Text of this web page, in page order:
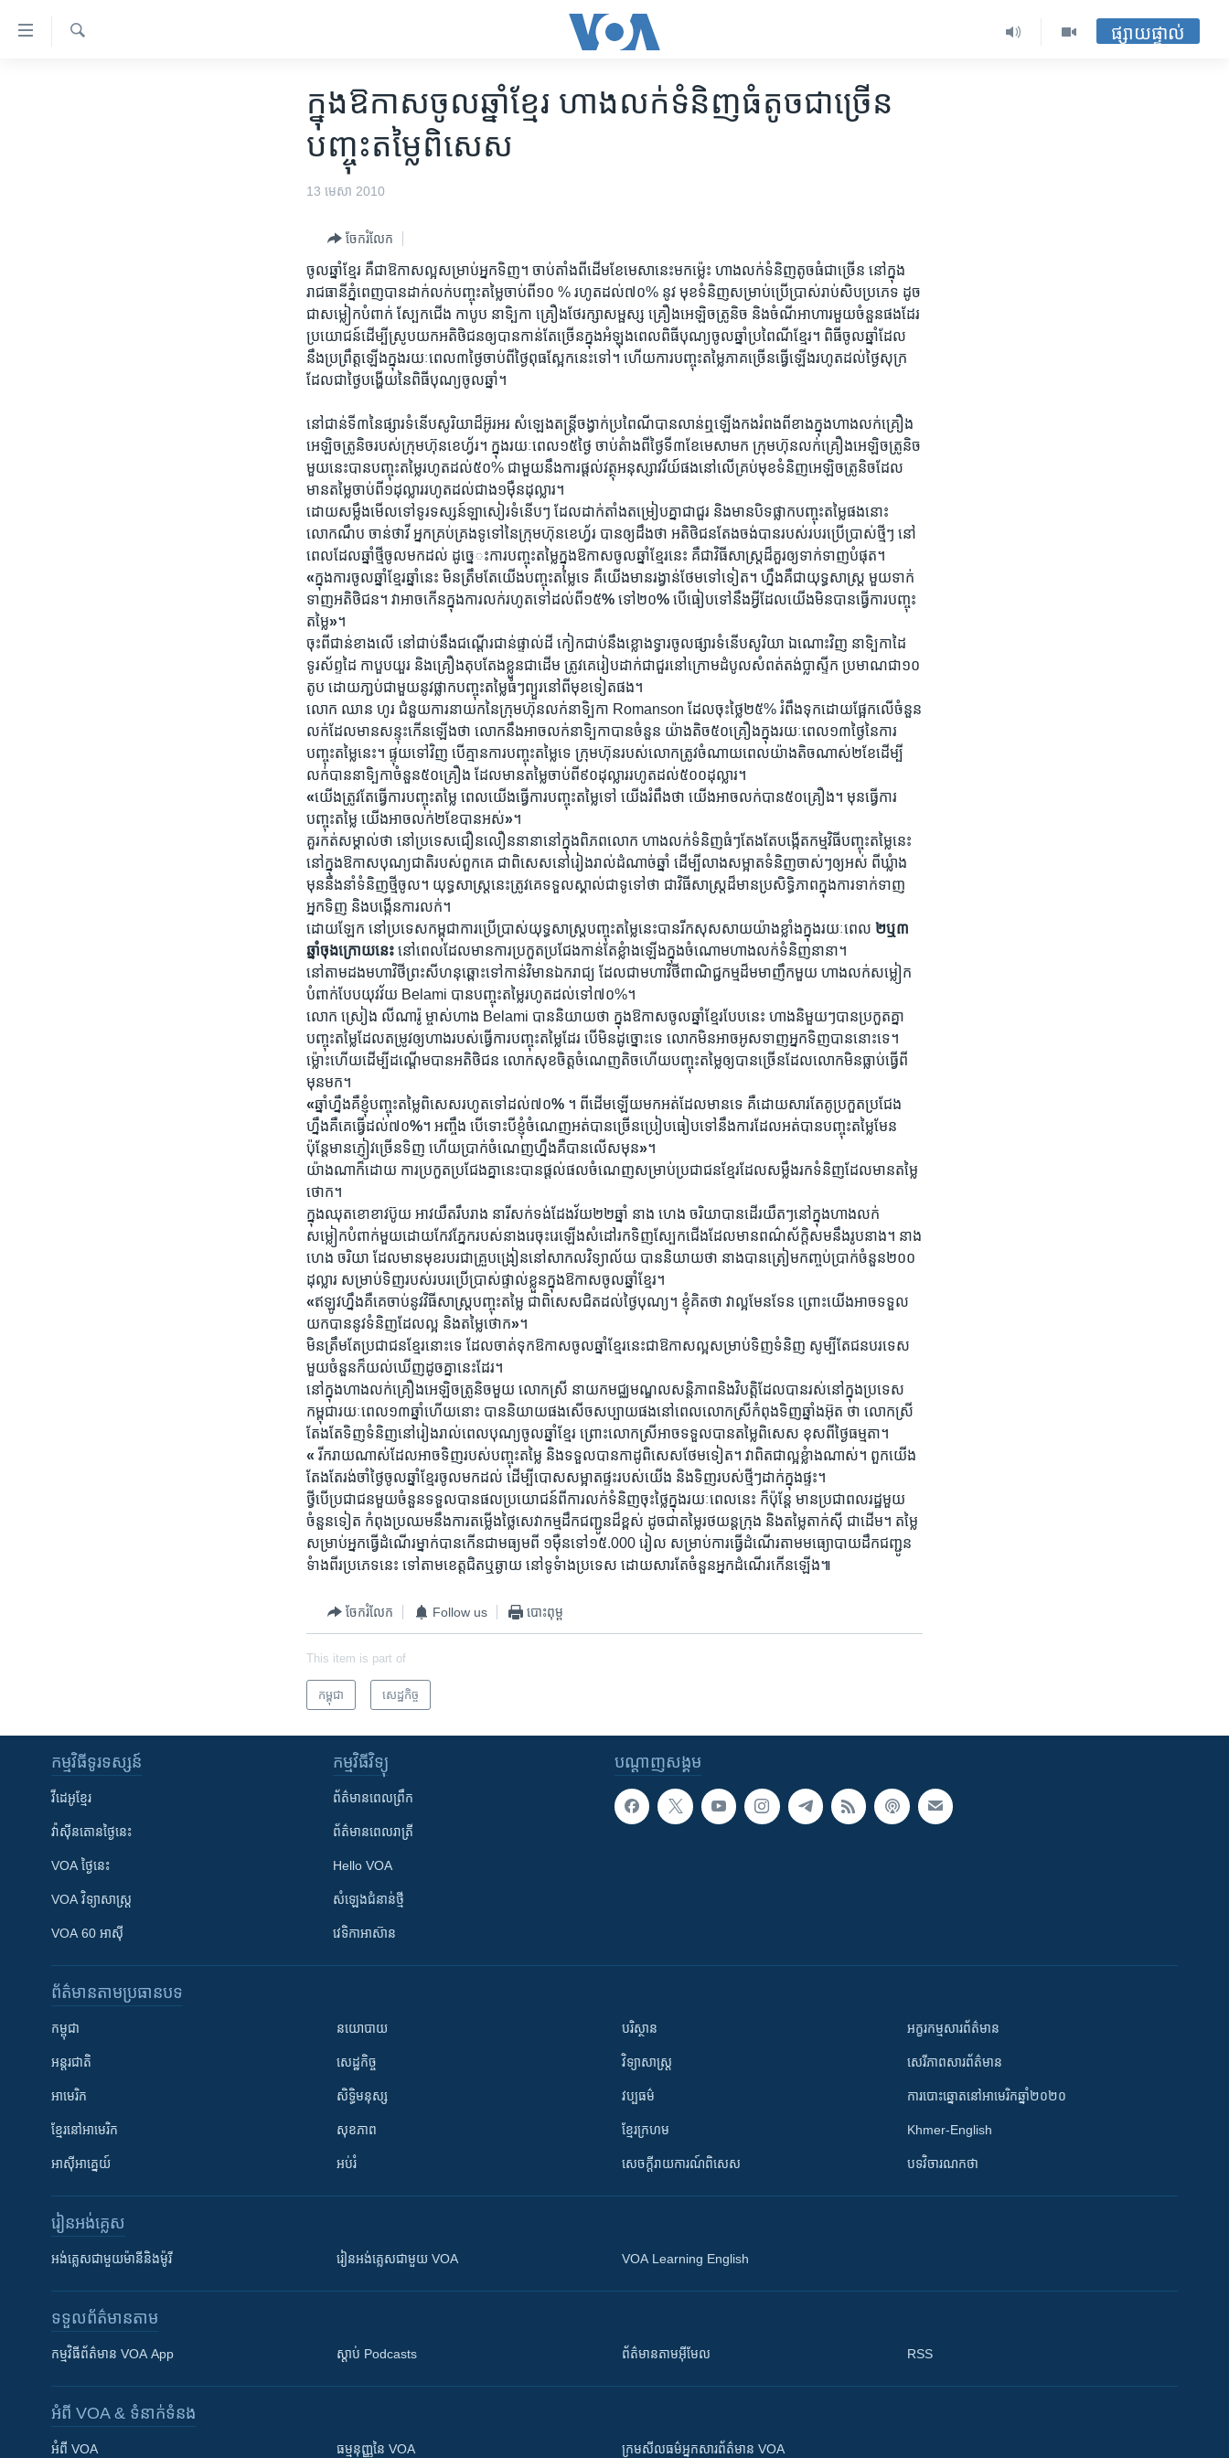
ទៅ​
ផ្សាយផ្ទាល់
ក្នុង​ឱកាស​ចូល​ឆ្នាំ​ខ្មែរ ​ហាង​លក់​ទំនិញ​ធំ​តូច​ជា​ច្រើន​
បញ្ចុះ​តម្លៃ​ពិសេស
13 មេសា 2010
ចែករំលែក
ចូល​ឆ្នាំ​ខ្មែរ ​គឺ​ជា​ឱកាស​ល្អ​សម្រាប់​អ្នក​ទិញ។ ​ចាប់​តាំង​ពី​ដើម​ខែ​មេសា​នេះ​មក​ម្ល៉េះ​ ហាង​លក់​ទំនិញ​តូច​ធំ​ជា​ច្រើន​ នៅ​ក្នុង​
រាជ​ធានី​ភ្នំពេញ​បាន​ដាក់​លក់​បញ្ចុះ​តម្លៃ​ចាប់​ពី​១០ % រហូត​ដល់​៧០% នូវ​ មុខ​ទំនិញ​សម្រាប់​ប្រើ​ប្រាស់​រាប់​សិប​ប្រភេទ​ ដូច​
ជា​សម្លៀក​បំពាក់​ ស្បែក​ជើង​ កាបូប​ នាទិ្បកា​ គ្រឿង​ថែ​រក្សា​សម្ផស្ស​ គ្រឿង​អេឡិច​ត្រូនិច​ និង​ចំណី​អាហារ​មួយ​ចំនួន​ផង​ដែរ​
ប្រយោជន៍​ដើម្បី​ស្រូប​យក​អតិថិជន​ឲ្យ​បាន​កាន់​តែ​ច្រើន​ក្នុង​អំឡុង​ពេល​ពិធី​បុណ្យ​ចូល​ឆ្នាំ​ប្រពៃណី​ខ្មែរ។​ ពិធី​ចូល​ឆ្នាំ​ដែល​
នឹង​ប្រព្រឹត្ត​ឡើង​ក្នុង​រយៈ​ពេល​៣​ថ្ងៃ​ចាប់​ពី​ថ្ងៃ​ពុធ​ស្អែក​នេះ​ទៅ។​ ហើយ​ការ​បញ្ចុះ​តម្លៃ​ភាគ​ច្រើន​ធ្វើ​ឡើង​រហូត​ដល់​ថ្ងៃ​សុក្រ​
ដែល​ជា​ថ្ងៃ​បង្ហើយ​នៃ​ពិធី​បុណ្យ​ចូល​ឆ្នាំ។
នៅ​ជាន់​ទី​៣​នៃ​ផ្សារ​ទំនើប​សូរិយា​ដ៏​អ៊ូរអរ​ សំឡេង​តន្ត្រី​ចង្វាក់​ប្រពៃណី​បាន​លាន់​ឮ​ឡើង​កង​រំពង​ពី​ខាង​ក្នុង​ហាង​លក់​គ្រឿង​
អេឡិច​ត្រូនិច​របស់​ក្រុម​ហ៊ុន​ខេហ្វ័រ។​ ក្នុង​រយៈ​ពេល​១៥​ថ្ងៃ ចាប់​តំាង​ពី​ថ្ងៃ​ទី៣​ខែ​មេសា​មក ​ក្រុម​ហ៊ុន​លក់​គ្រឿង​អេឡិច​ត្រូនិច​
មួយ​នេះ​បាន​បញ្ចុះ​តម្លៃ​រហូត​ដល់​៥០% ជា​មួយ​នឹង​ការ​ផ្តល់​វត្ថុ​អនុស្សាវរីយ៍​ផង​នៅ​លើ​គ្រប់​មុខ​ទំនិញ​អេឡិច​ត្រូនិច​ដែល​
មាន​តម្លៃ​ចាប់​ពី​១​ដុល្លារ​រហូត​ដល់​ជាង​១ម៉ឺន​ដុល្លារ។
ដោយ​សម្លឹង​មើល​ទៅ​ទូរទស្សន៍​ឡាសៀរ​ទំនើបៗ​ ដែល​ដាក់​តាំង​តម្រៀប​គ្នា​ជា​ជួរ​ និង​មាន​បិទ​ផ្លាក​បញ្ចុះ​តម្លៃ​ផង​នោះ​
លោក​ណឹប​ ចាន់​ថាវី ​អ្នក​គ្រប់​គ្រង​ទូទៅ​នៃ​ក្រុម​ហ៊ុន​ខេហ្វ័រ​ បាន​ឲ្យ​ដឹង​ថា អតិថិ​ជន​តែង​ចង់​បាន​របស់​របរ​ប្រើ​ប្រាស់​ថ្មីៗ​ នៅ​
ពេល​ដែល​ឆ្នាំ​ថ្មី​ចូល​មក​ដល់​ ដូច្នេ​ះការ​បញ្ចុះ​តម្លៃ​ក្នុង​ឱកាស​ចូល​ឆ្នាំ​ខ្មែរ​នេះ​ គឺ​ជា​វិធី​សាស្ត្រ​ដ៏​គួរ​ឲ្យ​ទាក់​ទាញ​បំផុត។
«ក្នុង​ការ​ចូល​ឆ្នាំ​ខ្មែរ​ឆ្នាំ​នេះ​ មិន​ត្រឹម​តែ​យើង​បញ្ចុះ​តម្លៃ​ទេ ​គឺ​យើង​មាន​រង្វាន់​ថែម​ទៅ​ទៀត។​ ហ្នឹង​គឺ​ជា​យុទ្ធ​សាស្ត្រ​ មួយ​ទាក់​
ទាញ​អតិថិជន។​ វា​អាច​កើន​ក្នុង​ការ​លក់​រហូត​ទៅ​ដល់​ពី​១៥%ទៅ​២០%បើ​ធៀប​ទៅ​នឹង​អ្វី​ដែល​យើង​មិន​បាន​ធ្វើ​ការ​បញ្ចុះ​
តម្លៃ»។
ចុះ​ពី​ជាន់​ខាង​លើ ​នៅ​ជាប់​នឹង​ជណ្តើរ​ជាន់​ផ្ទាល់​ដី ​កៀក​ជាប់​នឹង​ខ្លោង​ទ្វារ​ចូល​ផ្សារ​ទំនើប​សូរិយា​ ឯ​ណោះ​វិញ​ នាទិ្បកា​ដៃ​
ទូរ​ស័ព្ទដៃ​ កាបួប​យួរ​ និង​គ្រឿង​តុប​តែង​ខ្លួន​ជាដើម​ ត្រូវ​គេ​រៀប​ដាក់​ជា​ជួរ​នៅ​ក្រោម​ដំបូល​សំពត់​តង់​ប្លាស្ទីក​ ប្រមាណ​ជា​១០​
តូប​ ដោយ​ភា្ជប់​ជា​មួយ​នូវ​ផ្លាក​បញ្ចុះ​តម្លៃ​ធំៗ​ព្យួរ​នៅ​ពី​មុខ​ទៀត​ផង។
លោក​ ឈាន​ ហូរ​ ជំនួយ​ការ​នាយក​នៃ​ក្រុម​ហ៊ុន​លក់​នាទិ្បកា Romanson ដែល​ចុះ​ថ្លៃ​២៥% រំពឹង​ទុក​ដោយ​ផ្អែក​លើ​ចំនួន​
លក់​ដែល​មាន​សន្ទុះ​កើន​ឡើង​ថា ​លោក​នឹង​អាច​លក់​នាទិ្បកា​បាន​ចំនួន​ យ៉ាង​តិច​៥០​គ្រឿង​ក្នុង​រយៈ​ពេល​១៣​ថ្ងៃ​នៃ​ការ​
បញ្ចុះ​តម្លៃ​នេះ។​ ផ្ទុយ​ទៅ​វិញ ​បើ​គ្មាន​ការ​បញ្ចុះ​តម្លៃ​ទេ​ ក្រុម​ហ៊ុន​របស់​លោក​ត្រូវ​ចំណាយ​ពេល​យ៉ាង​តិចណាស់​២​ខែ​ដើម្បី​
លក់​បាន​នាទិ្បកា​ចំនួន​៥០​គ្រឿង​ ដែល​មាន​តម្លៃ​ចាប់​ពី​៩០​ដុល្លារ​រហូត​ដល់​៥០០ដុល្លារ។
«យើង​ត្រូវ​តែ​ធ្វើ​ការ​បញ្ចុះ​តម្លៃ​ ពេល​យើង​ធ្វើ​ការ​បញ្ចុះ​តម្លៃ​ទៅ​ យើង​រំពឹង​ថា ​យើង​អាច​លក់​បាន​៥០​គ្រឿង។​ មុន​ធ្វើ​ការ​
បញ្ចុះ​តម្លៃ​ យើង​អាច​លក់​២​ខែ​បាន​អស់»។
គួរ​កត់​សម្គាល់​ថា ​នៅ​ប្រទេស​ជឿន​លឿន​នានា​នៅ​ក្នុង​ពិភព​លោក​ ហាង​លក់​ទំនិញ​ធំៗ​តែង​តែ​បង្កើត​កម្ម​វិធី​បញ្ចុះ​តម្លៃ​នេះ​
នៅ​ក្នុង​ឱកាស​បុណ្យ​ជាតិ​របស់​ពួក​គេ​ ជា​ពិសេស​នៅ​រៀង​រាល់​ដំណាច់​ឆ្នាំ​ ដើម្បី​លាង​សម្អាត​ទំនិញ​ចាស់ៗ​ឲ្យ​អស់ ​ពី​ឃ្លំាង​
មុន​នឹង​នាំ​ទំនិញ​ថ្មី​ចូល។​ យុទ្ធ​សាស្ត្រ​នេះ​ត្រូវ​គេ​ទទួល​ស្គាល់​ជា​ទូទៅ​ថា ​ជា​វិធី​សាស្ត្រ​ដ៏​មាន​ប្រសិទ្ធិ​ភាព​ក្នុង​ការ​ទាក់​ទាញ​
អ្នក​ទិញ​ និង​បង្កើន​ការ​លក់។
ដោយ​ឡែក​ នៅ​ប្រទេស​កម្ពុជា​ការ​ប្រើ​ប្រាស់​យុទ្ធ​សាស្ត្រ​បញ្ចុះ​តម្លៃ​នេះ​បាន​រីក​សុស​សាយ​យ៉ាង​ខ្លាំង​ក្នុង​រយៈ​ពេល​២​ឬ​៣​
ឆ្នាំ​ចុង​ក្រោយ​នេះនៅ​ពេល​ដែល​មាន​ការ​ប្រកួត​ប្រជែង​កាន់​តែ​ខ្លំាង​ឡើង​ក្នុង​ចំណោម​ហាង​លក់​ទំនិញ​នានា។
នៅ​តាម​ដង​មហា​វិថី​ព្រះ​សីហនុ​ឆ្ពោះ​ទៅ​កាន់​វិមាន​ឯករាជ្យ​ ដែល​ជា​មហា​វិថី​ពាណិជ្ជ​កម្ម​ដ៏​មមាញឹក​មួយ​ ហាង​លក់​សម្លៀក​
បំពាក់​បែប​យុវវ័យ Belami បាន​បញ្ចុះ​តម្លៃ​រហូត​ដល់​ទៅ​៧០%។
លោក​ ស្រៀង​ លីណារ៉ូ​ ម្ចាស់​ហាង Belami បាន​និយាយ​ថា ​ក្នុង​ឱកាស​ចូល​ឆ្នាំ​ខ្មែរ​បែប​នេះ​ ហាង​និមួយៗ​បាន​ប្រកួត​គ្នា​
បញ្ចុះ​តម្លៃ​ដែល​តម្រូវ​ឲ្យ​ហាង​របស់​ធ្វើ​ការ​បញ្ចុះ​តម្លៃ​ដែរ​ បើ​មិន​ដូច្នោះ​ទេ​ លោក​មិន​អាច​អូស​ទាញ​អ្នក​ទិញ​បាន​នោះ​ទេ។​
ម្ល៉ោះ​ហើយ​ដើម្បី​ដណ្តើម​បាន​អតិថិ​ជន​ លោក​សុខ​ចិត្ត​ចំណេញ​តិច​ហើយ​បញ្ចុះ​តម្លៃ​ឲ្យ​បាន​ច្រើន​ដែល​លោក​មិន​ធ្លាប់​ធ្វើ​ពី​
មុន​មក។
«ឆ្នាំ​ហ្នឹង​គឺ​ខ្ញុំ​បញ្ចុះ​តម្លៃ​ពិសេស​រហូត​ទៅ​ដល់​៧០% ។ ពី​ដើម​ឡើយ​មក​អត់​ដែល​មាន​ទេ​ គឺ​ដោយ​សារ​តែ​គូ​ប្រកួត​ប្រជែង​
ហ្នឹង​គឺ​គេ​ធ្វើ​ដល់​៧០%។​ អញ្ចឹង​ បើ​ទោះ​បី​ខ្ញុំ​ចំណេញ​អត់​បាន​ច្រើន​ប្រៀប​ធៀប​ទៅ​នឹង​ការ​ដែល​អត់​បាន​បញ្ចុះ​តម្លៃមែន​
ប៉ុន្តែ​មាន​ភ្ញៀវ​ច្រើន​ទិញ​ ហើយ​ប្រាក់​ចំណេញ​ហ្នឹង​គឺ​បាន​លើស​មុន»។
យ៉ាង​ណា​ក៏​ដោយ​ ការ​ប្រកួត​ប្រជែង​គ្នា​នេះ​បាន​ផ្តល់​ផល​ចំណេញ​សម្រាប់​ប្រជា​ជន​ខ្មែរ​ដែល​សម្លឹង​រក​ទំនិញ​ដែល​មាន​តម្លៃ​
ថោក។
ក្នុង​ឈុត​ខោ​ខាវ​ប៊ូយ​ អាវ​យឺត​រឹបរាង​ នារី​សក់​ទង់​ដែង​វ័យ​២២​ឆ្នាំ​ នាង​ ហេង​ ចរិយា​បាន​ដើរ​យឺតៗ​នៅ​ក្នុង​ហាង​លក់​
សម្លៀក​បំពាក់​មួយ​ដោយ​កែវ​ភ្នែក​របស់​នាង​រេចុះ​រេឡើង​សំដៅ​រក​ទិញ​ស្បែក​ជើង​ដែល​មាន​ពណ៌​ស័ក្តិ​សម​នឹង​រូប​នាង។​ នាង​
ហេង​ ចរិយា​ ដែល​មាន​មុខ​របរ​ជា​គ្រួ​បង្រៀន​នៅ​សាកល​វិទ្យា​ល័យ​ បាន​និយាយ​ថា ​នាង​បាន​ត្រៀម​កញ្ចប់​ប្រាក់​ចំនួន​២០០​
ដុល្លារ​ សម្រាប់​ទិញ​របស់​របរ​ប្រើ​ប្រាស់​ផ្ទាល់​ខ្លួន​ក្នុង​ឱកាស​ចូល​ឆ្នាំ​ខ្មែរ។
«ឥឡូវ​ហ្នឹង​គឺ​គេ​ចាប់​នូវ​វិធី​សាស្ត្រ​បញ្ចុះ​តម្លៃ​ ជា​ពិសេស​ជិត​ដល់ថ្ងៃ​បុណ្យ។​ ខ្ញុំ​គិត​ថា​ វា​ល្អ​មែន​ទែន​ ព្រោះ​យើង​អាច​ទទួល​
យក​បាន​នូវ​ទំនិញ​ដែល​ល្អ ​និង​តម្លៃ​ថោក»។
មិន​ត្រឹម​តែ​ប្រជា​ជន​ខ្មែរ​នោះ​ទេ​ ដែល​ចាត់​ទុក​ឱកាស​ចូល​ឆ្នាំ​ខ្មែរ​នេះ​ជា​ឱកាស​ល្អ​សម្រាប់​ទិញ​ទំនិញ​ សូម្បី​តែ​ជន​បរទេស​
មួយ​ចំនួន​ក៏​យល់​ឃើញ​ដូច​គ្នា​នេះ​ដែរ។
នៅ​ក្នុង​ហាង​លក់​គ្រឿង​អេឡិច​ត្រូនិច​មួយ​ លោក​ស្រី ​នាយក​មជ្ឈ​មណ្ឌល​សន្តិ​ភាព​និង​វិបតិ្ត​ដែល​បាន​រស់​នៅ​ក្នុង​ប្រទេស​
កម្ពុជា​រយៈ​ពេល​១៣​ឆ្នាំ​ហើយ​នោះ​ បាន​និយាយ​ផង​សើច​សប្បាយ​ផង​នៅ​ពេល​លោក​ស្រី​កំពុង​ទិញ​ឆ្នាំង​អ៊ុត ​ថា​ លោក​ស្រី​
តែង​តែ​ទិញ​ទំនិញ​នៅ​រៀង​រាល់​ពេល​បុណ្យ​ចូល​ឆ្នាំ​ខ្មែរ​ ព្រោះ​លោក​ស្រី​អាច​ទទួល​បាន​តម្លៃ​ពិសេស​ ខុស​ពី​ថ្ងៃ​ធម្មតា។
«រីក​រាយ​ណាស់​ដែល​អាច​ទិញ​របស់​បញ្ចុះ​តម្លៃ​ និង​ទទួល​បាន​កាដូ​ពិសេស​ថែម​ទៀត។​ វា​ពិត​ជា​ល្អ​ខ្លំាង​ណាស់។​ ពួក​យើង​
តែង​តែ​រង់​ចាំ​ថ្ងៃ​ចូល​ឆ្នាំ​ខ្មែរ​ចូល​មក​ដល់ ​ដើម្បី​បោស​សម្អាត​ផ្ទះ​របស់​យើង​ និង​ទិញ​របស់​ថ្មីៗ​ដាក់​ក្នុង​ផ្ទះ។
ថ្វី​បើ​ប្រជា​ជន​មួយ​ចំនួន​ទទួល​បាន​ផល​ប្រយោជន៍​ពី​ការ​លក់​ទំនិញ​ចុះ​ថ្លៃ​ក្នុង​រយៈ​ពេល​នេះ​ ក៏​ប៉ុន្តែ​ មាន​ប្រជា​ពល​រដ្ឋមួយ​
ចំនួន​ទៀត​ កំពុង​ប្រឈម​នឹង​ការ​តម្លើង​ថ្លៃ​សេវា​កម្ម​ដឹក​ជញ្ជូន​ដ៏​ខ្ពស់​ ដូច​ជា​តម្លៃ​រថយន្ត​ក្រុង​ និង​តម្លៃ​តាក់ស៊ី ​ជា​ដើម។​ តម្លៃ​
សម្រាប់​អ្នក​ធ្វើ​ដំណើរ​ម្នាក់​បាន​កើន​ជា​មធ្យម​ពី ​១​ម៉ឺន​ទៅ​១៥.000 រៀល​ សម្រាប់​ការ​ធ្វើ​ដំណើរ​តាម​មធ្យោ​បាយ​ដឹក​ជញ្ជូន​
ទំាង​ពីរ​ប្រភេទ​នេះ​ ទៅ​តាម​ខេត្ត​ជិត​ឬ​ឆ្ងាយ​ នៅ​ទូទំាង​ប្រទេស​ ដោយ​សារ​តែ​ចំនួន​អ្នក​ដំណើរ​កើន​ឡើង៕
ចែករំលែក Follow us បោះពុម្ព
This item is part of
កម្ពុជា សេដ្ឋកិច្ច
បណ្តាញ​សង្គម
កម្មវិធី​ទូរទស្សន៍
វីដេអូ​ខ្មែរ
វ៉ាស៊ីនតោន​ថ្ងៃ​នេះ
VOA ថ្ងៃនេះ
VOA ​វិទ្យាសាស្ត្រ
VOA 60 អាស៊ី
កម្មវិធី​វិទ្យុ
ព័ត៌មាន​ពេល​ព្រឹក
ព័ត៌មាន​​ពេល​រាត្រី
Hello VOA
សំឡេង​ជំនាន់​ថ្មី
វេទិកា​អាស៊ាន
ព័ត៌មាន​តាមប្រធានបទ​
កម្ពុជា
អន្តរជាតិ
អាមេរិក
ខ្មែរ​នៅអាមេរិក
អាស៊ីអាគ្នេយ៍
នយោបាយ
សេដ្ឋកិច្ច
សិទ្ធិមនុស្ស
សុខភាព
អប់រំ
បរិស្ថាន
វិទ្យាសាស្រ្ត
វប្បធម៌
ខ្មែរក្រហម
សេចក្តីរាយការណ៍ពិសេស
អក្ខរកម្មសារព័ត៌មាន
សេរីភាពសារព័ត៌មាន
ការបោះឆ្នោតនៅអាមេរិកឆ្នាំ២០២០
Khmer-English
បទវិចារណកថា
រៀន​​អង់គ្លេស
អង់គ្លេស​ជាមួយ​ម៉ានី​និង​ម៉ូរី រៀន​​​​​​អង់គ្លេស​​ជាមួយ VOA VOA Learning English
ទទួល​ព័ត៌មាន​តាម
កម្មវិធី​ព័ត៌មាន VOA App ស្តាប់ Podcasts ព័ត៌មាន​តាម​អ៊ីមែល RSS
អំពី​ VOA & ទំនាក់ទំនង
អំពី​ VOA ធម្មនុញ្ញ​នៃ VOA ក្រម​​​សីលធម៌​​​អ្នក​​​សារព័ត៌មាន VOA